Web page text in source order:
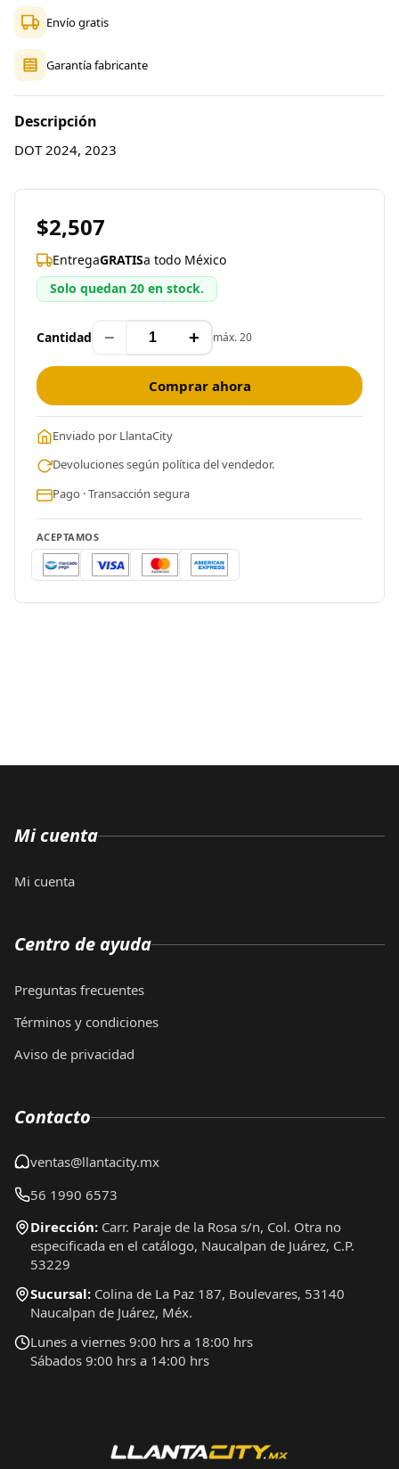
Envío gratis
Garantía fabricante
Descripción
DOT 2024, 2023
$2,507
EntregaGRATISa todo México
Solo quedan 20 en stock.
Cantidad − + máx. 20
Comprar ahora
Enviado por LlantaCity
Devoluciones según política del vendedor.
Pago · Transacción segura
ACEPTAMOS
Mi cuenta
Mi cuenta
Centro de ayuda
Preguntas frecuentes
Términos y condiciones
Aviso de privacidad
Contacto
ventas@llantacity.mx
56 1990 6573
Dirección: Carr. Paraje de la Rosa s/n, Col. Otra no
especificada en el catálogo, Naucalpan de Juárez, C.P.
53229
Sucursal: Colina de La Paz 187, Boulevares, 53140
Naucalpan de Juárez, Méx.
Lunes a viernes 9:00 hrs a 18:00 hrs
Sábados 9:00 hrs a 14:00 hrs